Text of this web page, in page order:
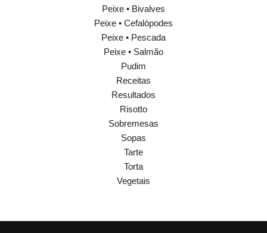
Peixe • Bivalves
Peixe • Cefalópodes
Peixe • Pescada
Peixe • Salmão
Pudim
Receitas
Resultados
Risotto
Sobremesas
Sopas
Tarte
Torta
Vegetais